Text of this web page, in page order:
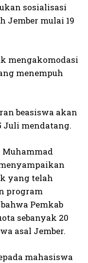
sosialisasi
Jember mulai 19
mengakomodasi
menempuh
beasiswa akan
Juli mendatang.
Muhammad
yang telah
program
Pemkab
sebanyak 20
asal Jember.
mahasiswa